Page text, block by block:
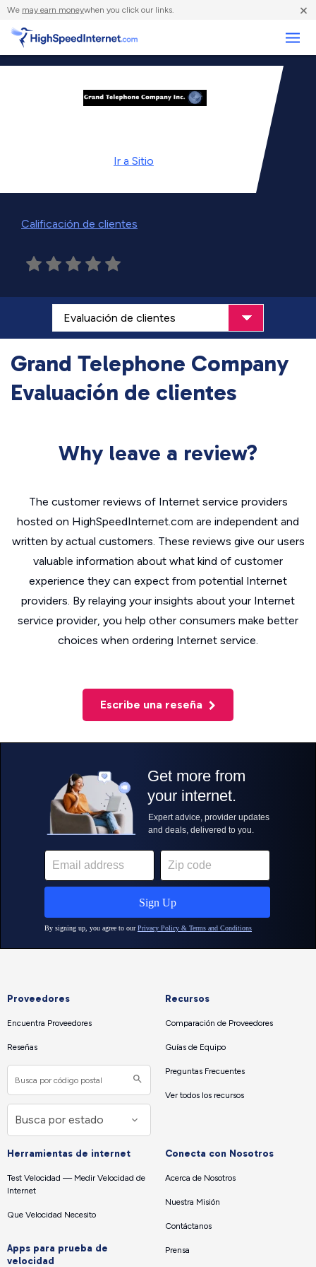
We may earn moneywhen you click our links. ×
Ir a Sitio
Calificación de clientes
Grand Telephone Company
Evaluación de clientes
Why leave a review?
The customer reviews of Internet service providers
hosted on HighSpeedInternet.com are independent and
written by actual customers. These reviews give our users
valuable information about what kind of customer
experience they can expect from potential Internet
providers. By relaying your insights about your Internet
service provider, you help other consumers make better
choices when ordering Internet service.
Escribe una reseña
Proveedores
Encuentra Proveedores
Reseñas
Recursos
Comparación de Proveedores
Guías de Equipo
Preguntas Frecuentes
Ver todos los recursos
Herramientas de internet
Test Velocidad — Medir Velocidad de
Internet
Que Velocidad Necesito
Apps para prueba de
velocidad
Conecta con Nosotros
Acerca de Nosotros
Nuestra Misión
Contáctanos
Prensa